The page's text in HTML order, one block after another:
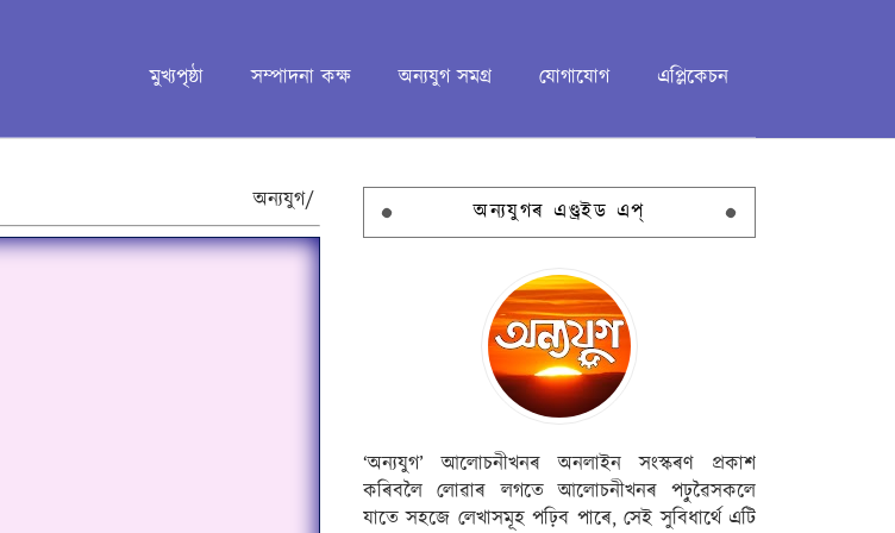
মুখ্যপৃষ্ঠা সম্পাদনা কক্ষ অন্যযুগ সমগ্ৰ যোগাযোগ এপ্লিকেচন
অন্যযুগ/ অন্যযুগৰ এণ্ড্ৰইড এপ্
‘অন্যযুগ’ আলোচনীখনৰ অনলাইন সংস্কৰণ প্ৰকাশ
কৰিবলৈ লোৱাৰ লগতে আলোচনীখনৰ পঢ়ুৱৈসকলে
যাতে সহজে লেখাসমূহ পঢ়িব পাৰে, সেই সুবিধাৰ্থে এটি